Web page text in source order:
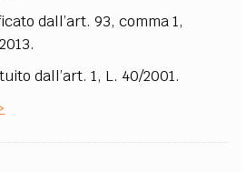
dall’art. 93, comma 1,
dall’art. 1, L. 40/2001.